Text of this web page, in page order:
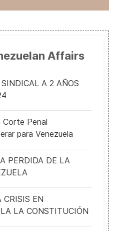
Affairs
A 2 AÑOS
Penal
para Venezuela
PERDIDA DE LA
CRISIS EN
LA CONSTITUCIÓN